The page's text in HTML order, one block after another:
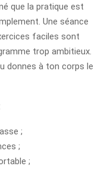
que la pratique est
Une séance
faciles sont
trop ambitieux.
donnes à ton corps le
;
;
;